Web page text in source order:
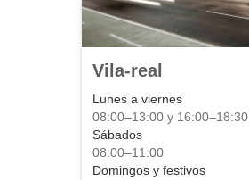
Vila-real
Lunes a viernes
08:00–13:00 y 16:00–18:30
Sábados
08:00–11:00
Domingos y festivos